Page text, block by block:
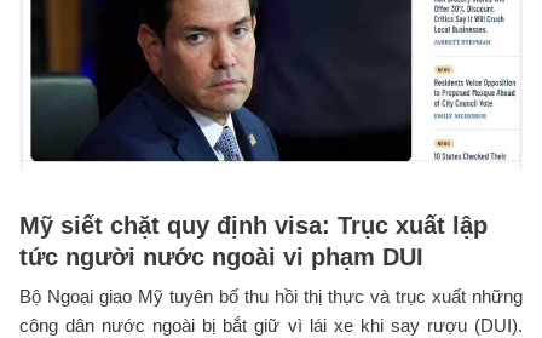
Mỹ siết chặt quy định visa: Trục xuất lập
tức người nước ngoài vi phạm DUI
Bộ Ngoại giao Mỹ tuyên bố thu hồi thị thực và trục xuất những
công dân nước ngoài bị bắt giữ vì lái xe khi say rượu (DUI).